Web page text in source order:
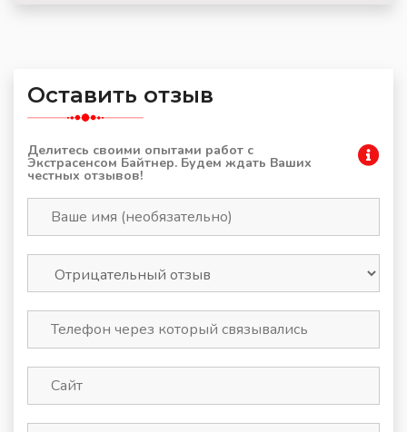
Оставить отзыв
Делитесь своими опытами работ с
Экстрасенсом Байтнер. Будем ждать Ваших
честных отзывов!